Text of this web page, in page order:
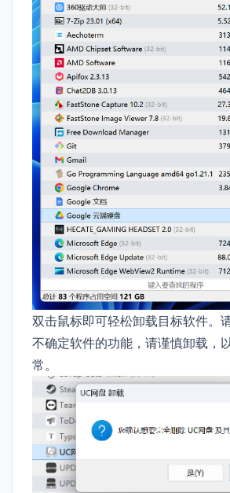
双击鼠标即可轻松卸载目标软件。
不确定软件的功能，请谨慎卸载，
常。